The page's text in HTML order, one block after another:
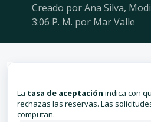
Creado por Ana Silva,
3:06 P. M. por Mar Valle
La tasa de aceptación indica con
rechazas las reservas. Las
computan.